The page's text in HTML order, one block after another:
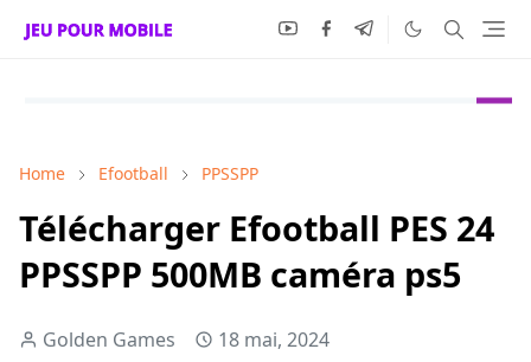
Home Efootball PPSSPP
Télécharger Efootball PES 24
PPSSPP 500MB caméra ps5
Golden Games 18 mai, 2024